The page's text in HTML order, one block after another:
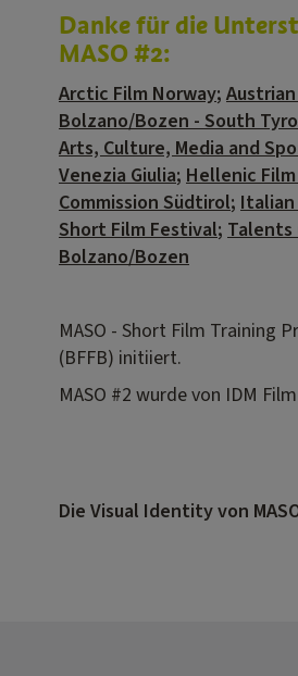
Danke für die
MASO #2:
Arctic Film Norway;
Bolzano/Bozen - South
Arts, Culture, Media and
Venezia Giulia; Hellenic
Commission Südtirol;
Short Film Festival; Talents
Bolzano/Bozen
MASO - Short Film Training
(BFFB) initiiert.
MASO #2 wurde von IDM
Die Visual Identity von